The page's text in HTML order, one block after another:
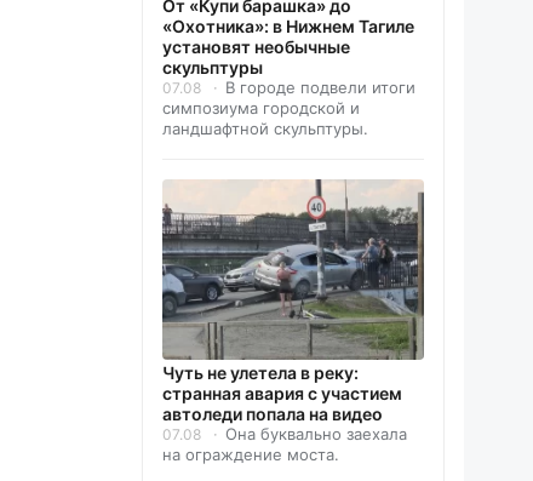
От «Купи барашка» до
«Охотника»: в Нижнем Тагиле
установят необычные
скульптуры
07.08
В городе подвели итоги
симпозиума городской и
ландшафтной скульптуры.
Чуть не улетела в реку:
странная авария с участием
автоледи попала на видео
07.08
Она буквально заехала
на ограждение моста.